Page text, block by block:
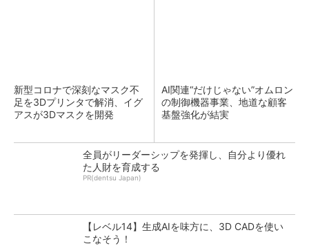
新型コロナで深刻なマスク不
足を3Dプリンタで解消、イグ
アスが3Dマスクを開発
AI関連“だけじゃない”オムロン
の制御機器事業、地道な顧客
基盤強化が結実
全員がリーダーシップを発揮し、自分より優れ
た人財を育成する
PR(dentsu Japan)
【レベル14】生成AIを味方に、3D CADを使い
こなそう！